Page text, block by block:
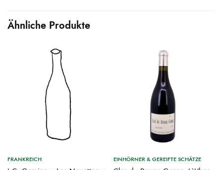
Ähnliche Produkte
FRANKREICH EINHÖRNER & GEREIFTE SCHÄTZE